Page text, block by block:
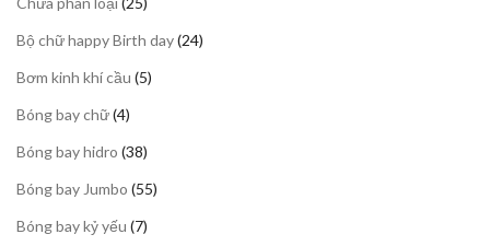
phẩm
Bộ chữ happy Birth day 2424
Bơm kinh khí cầu 55
Bóng bay chữ 44
phẩm
Bóng bay hidro 3838
phẩm
Bóng bay Jumbo 5555
Bóng bay kỷ yếu 77